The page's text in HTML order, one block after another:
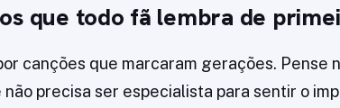
que todo fã lembra de
canções que marcaram gerações. Pense
precisa ser especialista para sentir o